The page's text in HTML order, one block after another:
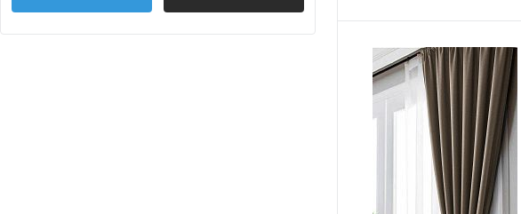
В корзину
Купить в 1 клик
Сравнение
В избранное
В наличии